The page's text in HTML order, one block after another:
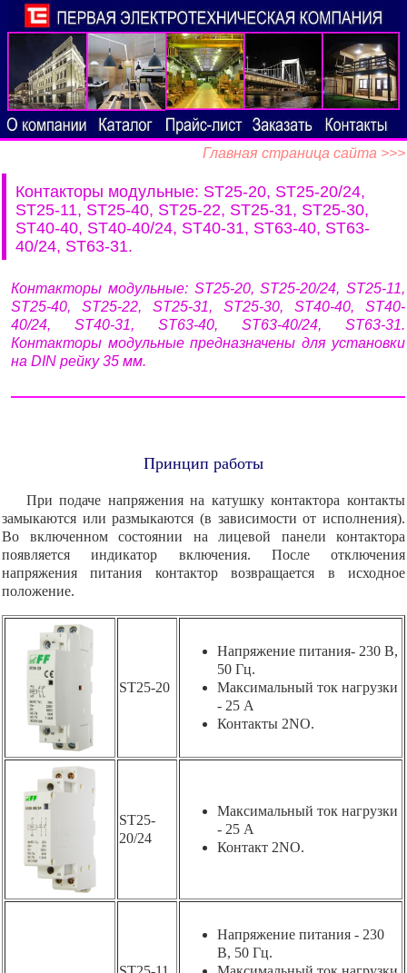
Главная страница сайта >>>
Контакторы модульные: ST25-20, ST25-20/24,
ST25-11, ST25-40, ST25-22, ST25-31, ST25-30,
ST40-40, ST40-40/24, ST40-31, ST63-40, ST63-
40/24, ST63-31.
Контакторы модульные: ST25-20, ST25-20/24, ST25-11,
ST25-40, ST25-22, ST25-31, ST25-30, ST40-40, ST40-
40/24, ST40-31, ST63-40, ST63-40/24, ST63-31.
Контакторы модульные предназначены для установки
на DIN рейку 35 мм.
Принцип работы
При подаче напряжения на катушку контактора контакты
замыкаются или размыкаются (в зависимости от исполнения).
Во включенном состоянии на лицевой панели контактора
появляется индикатор включения. После отключения
напряжения питания контактор возвращается в исходное
положение.
ST25-20
Напряжение питания- 230 В,
50 Гц.
Максимальный ток нагрузки
- 25 А
Контакты 2NO.
ST25-
20/24
Максимальный ток нагрузки
- 25 А
Контакт 2NO.
Напряжение питания - 230
В, 50 Гц.